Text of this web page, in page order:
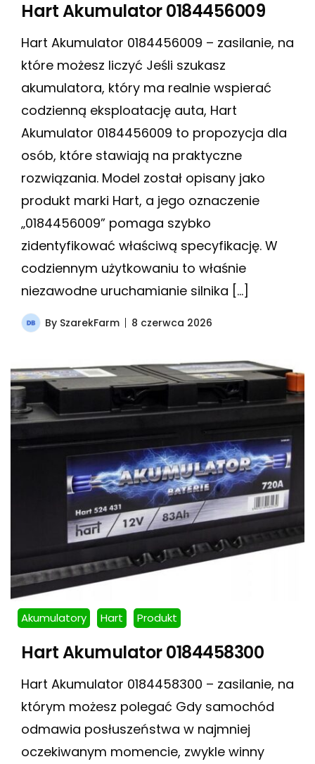
Hart Akumulator 0184456009
Hart Akumulator 0184456009 – zasilanie, na
które możesz liczyć Jeśli szukasz
akumulatora, który ma realnie wspierać
codzienną eksploatację auta, Hart
Akumulator 0184456009 to propozycja dla
osób, które stawiają na praktyczne
rozwiązania. Model został opisany jako
produkt marki Hart, a jego oznaczenie
„0184456009” pomaga szybko
zidentyfikować właściwą specyfikację. W
codziennym użytkowaniu to właśnie
niezawodne uruchamianie silnika […]
By SzarekFarm 8 czerwca 2026
Akumulatory Hart Produkt
Hart Akumulator 0184458300
Hart Akumulator 0184458300 – zasilanie, na
którym możesz polegać Gdy samochód
odmawia posłuszeństwa w najmniej
oczekiwanym momencie, zwykle winny